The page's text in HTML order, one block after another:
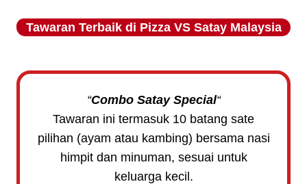
Tawaran Terbaik di Pizza VS Satay Malaysia
“Combo Satay Special“
Tawaran ini termasuk 10 batang sate
pilihan (ayam atau kambing) bersama nasi
himpit dan minuman, sesuai untuk
keluarga kecil.